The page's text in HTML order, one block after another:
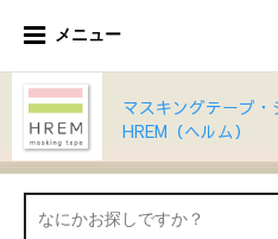
メニュー
マスキングテープ・
HREM（ヘルム）